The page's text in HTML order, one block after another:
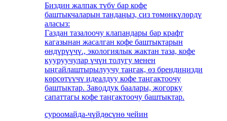
Биздин жалпак түбү бар кофе
баштыкчаларын тандаңыз, сиз төмөнкүлөрдү
аласыз:
Газдан тазалоочу клапандары бар крафт
кагазынан жасалган кофе баштыктарын
өндүрүүчү., экологиялык жактан таза, кофе
кууруучулар үчүн толугу менен
ыңгайлаштырылуучу таңгак, өз брендиңизди
көрсөтүүчү идеалдуу кофе таңгактоочу
баштыктар. Заводдук баалары, жогорку
сапаттагы кофе таңгактоочу баштыктар.
суроомайда-чүйдөсүнө чейин